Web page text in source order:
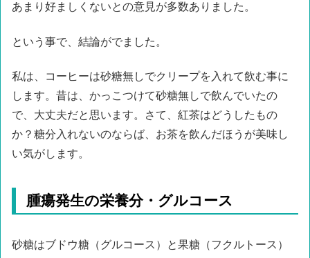
あまり好ましくないとの意見が多数ありました。
という事で、結論がでました。
私は、コーヒーは砂糖無しでクリープを入れて飲む事に
します。昔は、かっこつけて砂糖無しで飲んでいたの
で、大丈夫だと思います。さて、紅茶はどうしたもの
か？糖分入れないのならば、お茶を飲んだほうが美味し
い気がします。
腫瘍発生の栄養分・グルコース
砂糖はブドウ糖（グルコース）と果糖（フクルトース）